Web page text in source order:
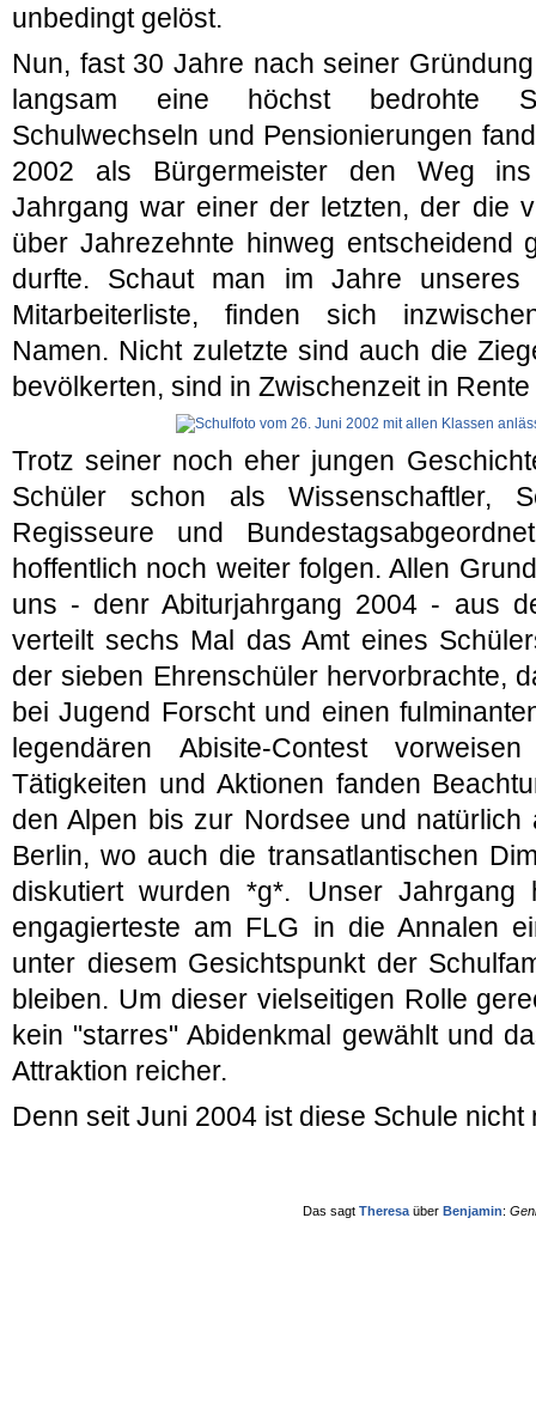
unbedingt gelöst.
Nun, fast 30 Jahre nach seiner
langsam eine höchst bedrohte
Schulwechseln und Pensionierungen
2002 als Bürgermeister den Weg
Jahrgang war einer der letzten, der die
über Jahrezehnte hinweg entscheidend
durfte. Schaut man im Jahre
Mitarbeiterliste, finden sich
Namen. Nicht zuletzte sind auch die
bevölkerten, sind in Zwischenzeit in
Trotz seiner noch eher jungen
Schüler schon als Wissenschaftler,
Regisseure und
hoffentlich noch weiter folgen. Allen
uns - denr Abiturjahrgang 2004 - aus
verteilt sechs Mal das Amt eines
der sieben Ehrenschüler hervorbrachte,
bei Jugend Forscht und einen
legendären Abisite-Contest
Tätigkeiten und Aktionen fanden
den Alpen bis zur Nordsee und
Berlin, wo auch die transatlantischen
diskutiert wurden *g*. Unser
engagierteste am FLG in die Annalen
unter diesem Gesichtspunkt der
bleiben. Um dieser vielseitigen Rolle
kein "starres" Abidenkmal gewählt und
Attraktion reicher.
Denn seit Juni 2004 ist diese Schule
Das sagt Theresaüber Benjamin: